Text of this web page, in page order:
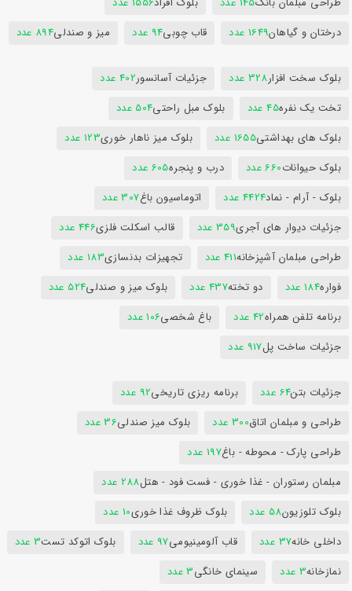
درختان و گیاهان1649 عدد قاب چوبی94 عدد میز و صندلی894 عدد
بلوک سخت افزار328 عدد جزئیات آسانسور402 عدد
تخت یک نفره45 عدد بلوک مبل راحتی504 عدد
بلوک های بهداشتی1655 عدد بلوک میز ناهار خوری123 عدد
بلوک حیوانات660 عدد درب و پنجره605 عدد
بلوک - آرام - نماد4424 عدد اتوماسیون باغ307 عدد
جزئیات دیوار های آجری359 عدد قالب اسکلت فلزی446 عدد
طراحی مبلمان آشپزخانه411 عدد تجهیزات بدنسازی183 عدد
فواره184 عدد دو تخته437 عدد بلوک میز و صندلی524 عدد
برنامه تلفن همراه42 عدد باغ شخصی106 عدد
جزئیات ساخت پل917 عدد
جزئیات بتن64 عدد برنامه ریزی تاریخی92 عدد
طراحی و مبلمان اتاق300 عدد بلوک میز صندلی36 عدد
طراحی پارک - محوطه - باغ197 عدد
مبلمان رستوران - غذا خوری - فست فود - هتل288 عدد
بلوک تلوزیون58 عدد بلوک ظروف غذا خوری10 عدد
داخلی خانه37 عدد قاب آلومینیومی97 عدد بلوک اتوکد تست3 عدد
نمازخانه3 عدد سینمای خانگی3 عدد